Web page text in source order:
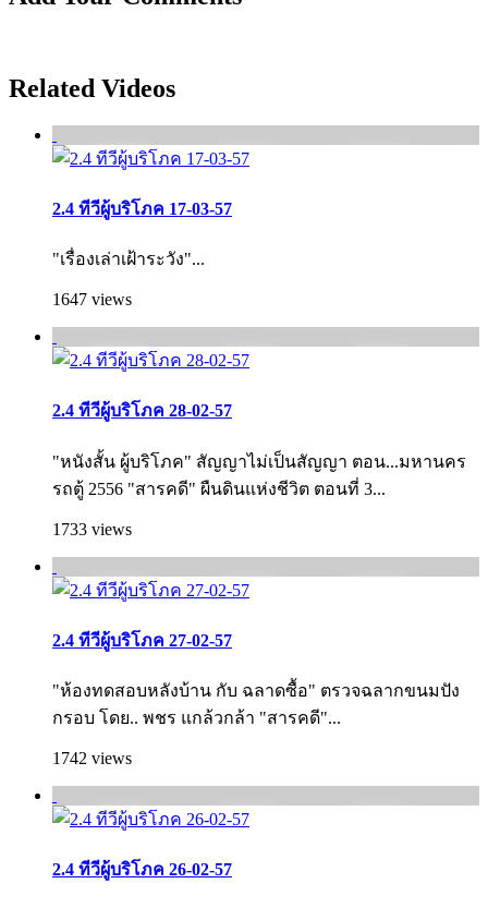
Related Videos
2.4 ทีวีผู้บริโภค 17-03-57
"เรื่องเล่าเฝ้าระวัง"...
1647 views
2.4 ทีวีผู้บริโภค 28-02-57
"หนังสั้น ผู้บริโภค" สัญญาไม่เป็นสัญญา ตอน...มหานคร
รถตู้ 2556 "สารคดี" ผืนดินแห่งชีวิต ตอนที่ 3...
1733 views
2.4 ทีวีผู้บริโภค 27-02-57
"ห้องทดสอบหลังบ้าน กับ ฉลาดซื้อ" ตรวจฉลากขนมปัง
กรอบ โดย.. พชร แกล้วกล้า "สารคดี"...
1742 views
2.4 ทีวีผู้บริโภค 26-02-57